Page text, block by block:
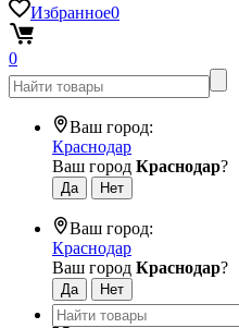
Избранное0
0
Ваш город:
Краснодар
Ваш город Краснодар?
Ваш город:
Краснодар
Ваш город Краснодар?